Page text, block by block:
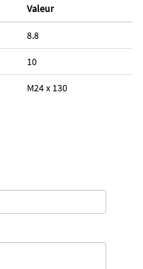
Valeur
8.8
10
M24 x 130